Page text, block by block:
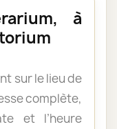
à
sur le lieu de
complète,
et l’heure